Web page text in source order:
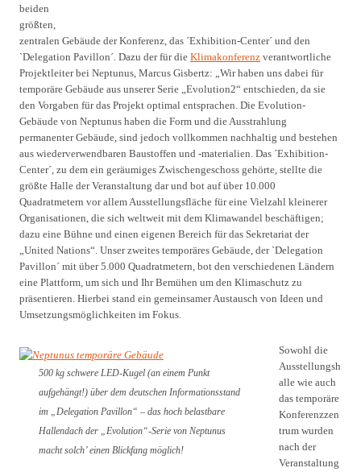
beiden
größten,
zentralen Gebäude der Konferenz, das ´Exhibition-Center´ und den
`Delegation Pavillon´. Dazu der für die Klimakonferenz verantwortliche
Projektleiter bei Neptunus, Marcus Gisbertz: „Wir haben uns dabei für
temporäre Gebäude aus unserer Serie „Evolution2“ entschieden, da sie
den Vorgaben für das Projekt optimal entsprachen. Die Evolution-
Gebäude von Neptunus haben die Form und die Ausstrahlung
permanenter Gebäude, sind jedoch vollkommen nachhaltig und bestehen
aus wiederverwendbaren Baustoffen und -materialien. Das ´Exhibition-
Center´, zu dem ein geräumiges Zwischengeschoss gehörte, stellte die
größte Halle der Veranstaltung dar und bot auf über 10.000
Quadratmetern vor allem Ausstellungsfläche für eine Vielzahl kleinerer
Organisationen, die sich weltweit mit dem Klimawandel beschäftigen;
dazu eine Bühne und einen eigenen Bereich für das Sekretariat der
„United Nations“. Unser zweites temporäres Gebäude, der `Delegation
Pavillon´ mit über 5.000 Quadratmetern, bot den verschiedenen Ländern
eine Plattform, um sich und Ihr Bemühen um den Klimaschutz zu
präsentieren. Hierbei stand ein gemeinsamer Austausch von Ideen und
Umsetzungsmöglichkeiten im Fokus.
500 kg schwere LED-Kugel (an einem Punkt
aufgehängt!) über dem deutschen Informationsstand
im „Delegation Pavillon“ – das hoch belastbare
Hallendach der „Evolution“-Serie von Neptunus
macht solch’ einen Blickfang möglich!
Sowohl die
Ausstellungsh
alle wie auch
das temporäre
Konferenzzen
trum wurden
nach der
Veranstaltung